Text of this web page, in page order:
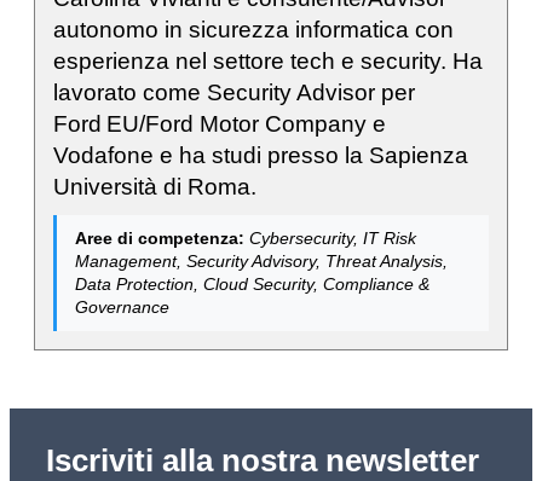
autonomo in sicurezza informatica con
esperienza nel settore tech e security. Ha
lavorato come Security Advisor per
Ford EU/Ford Motor Company e
Vodafone e ha studi presso la Sapienza
Università di Roma.
Aree di competenza: Cybersecurity, IT Risk
Management, Security Advisory, Threat Analysis,
Data Protection, Cloud Security, Compliance &
Governance
Iscriviti alla nostra newsletter